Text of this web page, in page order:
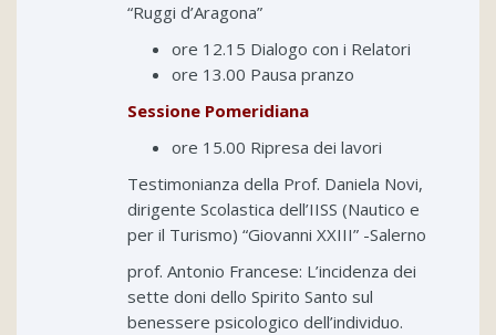
“Ruggi d’Aragona”
ore 12.15 Dialogo con i Relatori
ore 13.00 Pausa pranzo
Sessione Pomeridiana
ore 15.00 Ripresa dei lavori
Testimonianza della Prof. Daniela Novi,
dirigente Scolastica dell’IISS (Nautico e
per il Turismo) “Giovanni XXIII” -Salerno
prof. Antonio Francese: L’incidenza dei
sette doni dello Spirito Santo sul
benessere psicologico dell’individuo.